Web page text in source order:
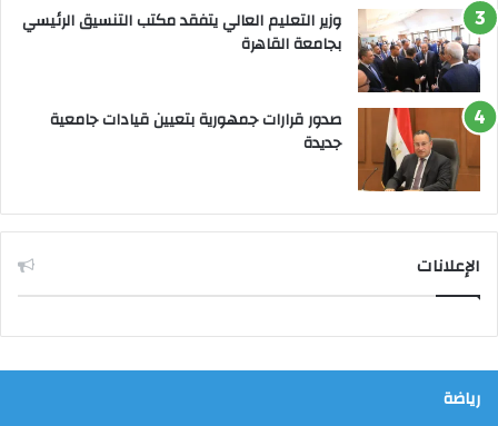
وزير التعليم العالي يتفقد مكتب التنسيق الرئيسي
بجامعة القاهرة
صدور قرارات جمهورية بتعيين قيادات جامعية
جديدة
الإعلانات
رياضة